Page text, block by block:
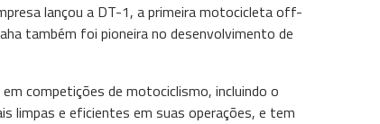
lançou a DT-1, a primeira motocicleta off-
também foi pioneira no desenvolvimento de
competições de motociclismo, incluindo o
limpas e eficientes em suas operações, e tem